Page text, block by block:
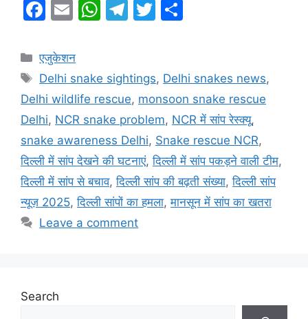
F
c
e
b
o
o
k
E
ai
l
W
s
A
p
p
T
gr
a
m
T
er e
Categories
एजुकेशन
Tags
Delhi snake sightings, Delhi snakes news,
Delhi wildlife rescue, monsoon snake rescue
Delhi, NCR snake problem, NCR में सांप रेस्क्यू,
snake awareness Delhi, Snake rescue NCR,
दिल्ली में सांप देखने की घटनाएं,दिल्ली में सांप पकड़ने वाली टीम,
दिल्ली में सांप से बचाव,दिल्ली सांप की बढ़ती संख्या,दिल्ली सांप
न्यूज़ 2025,दिल्ली सांपों का हमला,मानसून में सांप का खतरा
Leave a comment
Search